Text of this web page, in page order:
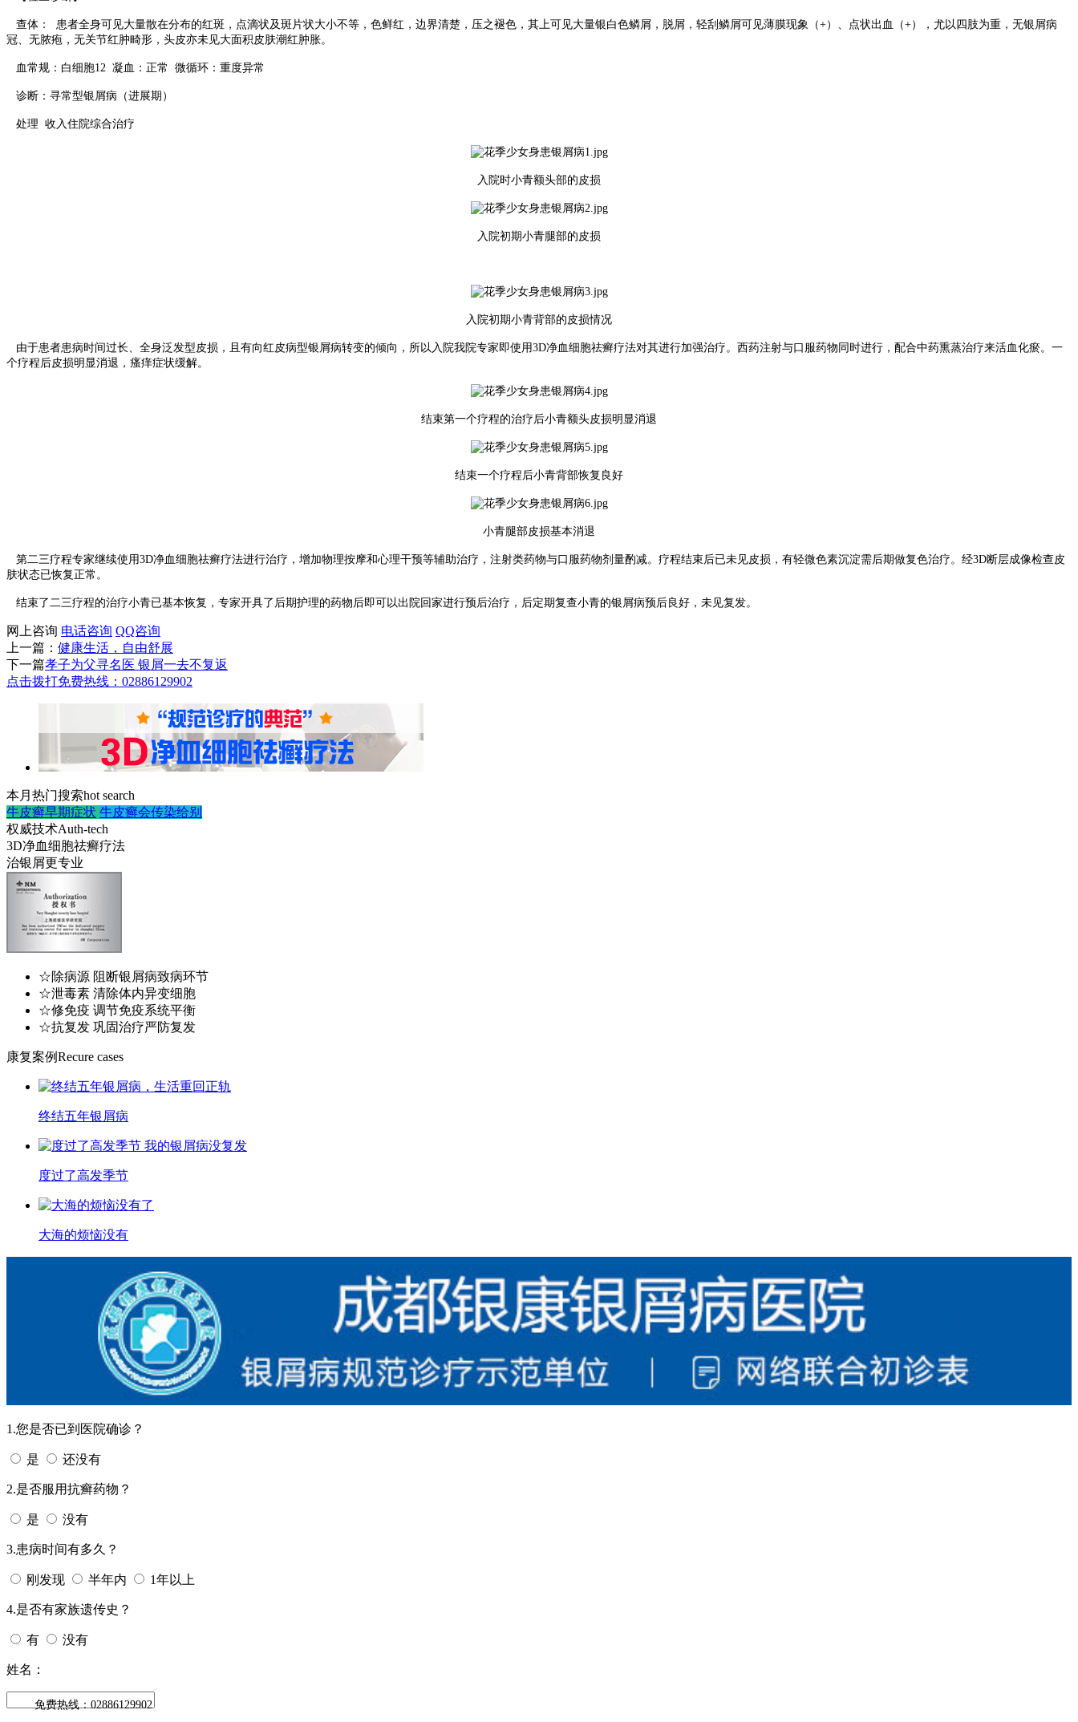
查体： 患者全身可见大量散在分布的红斑，点滴状及斑片状大小不等，色鲜红，边界清楚，压之褪色，其上可见大量银白色鳞屑，脱屑，轻刮鳞屑可见薄膜现象（+）、点状出血（+），尤以四肢为重，无银屑病
冠、无脓疱，无关节红肿畸形，头皮亦未见大面积皮肤潮红肿胀。
血常规：白细胞12 凝血：正常 微循环：重度异常
诊断：寻常型银屑病（进展期）
处理 收入住院综合治疗
入院时小青额头部的皮损
入院初期小青腿部的皮损
入院初期小青背部的皮损情况
由于患者患病时间过长、全身泛发型皮损，且有向红皮病型银屑病转变的倾向，所以入院我院专家即使用3D净血细胞祛癣疗法对其进行加强治疗。西药注射与口服药物同时进行，配合中药熏蒸治疗来活血化瘀。一
个疗程后皮损明显消退，瘙痒症状缓解。
结束第一个疗程的治疗后小青额头皮损明显消退
结束一个疗程后小青背部恢复良好
小青腿部皮损基本消退
第二三疗程专家继续使用3D净血细胞祛癣疗法进行治疗，增加物理按摩和心理干预等辅助治疗，注射类药物与口服药物剂量酌减。疗程结束后已未见皮损，有轻微色素沉淀需后期做复色治疗。经3D断层成像检查皮
肤状态已恢复正常。
结束了二三疗程的治疗小青已基本恢复，专家开具了后期护理的药物后即可以出院回家进行预后治疗，后定期复查小青的银屑病预后良好，未见复发。
网上咨询 电话咨询 QQ咨询
上一篇： 健康生活，自由舒展
下一篇孝子为父寻名医 银屑一去不复返
点击拨打免费热线：02886129902
本月热门搜索hot search
牛皮癣早期症状 牛皮癣会传染给别
权威技术Auth-tech
3D净血细胞祛癣疗法
治银屑更专业
☆除病源 阻断银屑病致病环节
☆泄毒素 清除体内异变细胞
☆修免疫 调节免疫系统平衡
☆抗复发 巩固治疗严防复发
康复案例Recure cases
终结五年银屑病
度过了高发季节
大海的烦恼没有
1.您是否已到医院确诊？
是 还没有
2.是否服用抗癣药物？
是 没有
3.患病时间有多久？
刚发现 半年内 1年以上
4.是否有家族遗传史？
有 没有
姓名：
免费热线：02886129902